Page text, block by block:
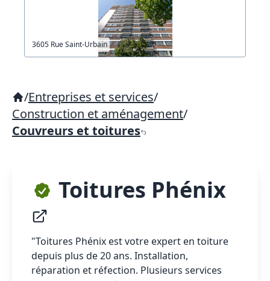
3605 Rue Saint-Urbain
/Entreprises et services/
Construction et aménagement/
Couvreurs et toitures
Toitures Phénix
"Toitures Phénix est votre expert en toiture
depuis plus de 20 ans. Installation,
réparation et réfection. Plusieurs services